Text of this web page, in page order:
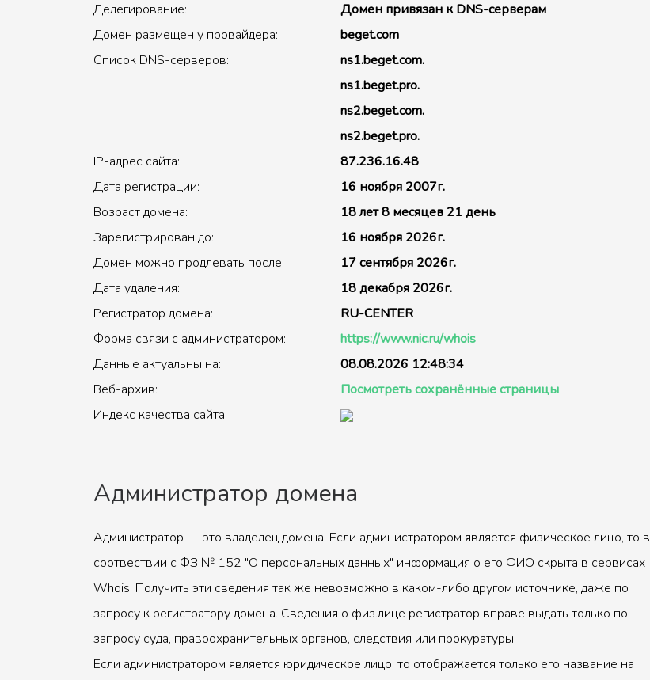
Делегирование:
Домен привязан к DNS-серверам
Домен размещен у провайдера:
beget.com
Список DNS-серверов:
ns1.beget.com.
ns1.beget.pro.
ns2.beget.com.
ns2.beget.pro.
IP-адрес сайта:
87.236.16.48
Дата регистрации:
16 ноября 2007г.
Возраст домена:
18 лет 8 месяцев 21 день
Зарегистрирован до:
16 ноября 2026г.
Домен можно продлевать после:
17 сентября 2026г.
Дата удаления:
18 декабря 2026г.
Регистратор домена:
RU-CENTER
Форма связи с администратором:
https://www.nic.ru/whois
Данные актуальны на:
08.08.2026 12:48:34
Веб-архив:
Посмотреть сохранённые страницы
Индекс качества сайта:
Администратор домена
Администратор — это владелец домена. Если администратором является физическое лицо, то в
соотвествии с ФЗ № 152 "О персональных данных" информация о его ФИО скрыта в сервисах
Whois. Получить эти сведения так же невозможно в каком-либо другом источнике, даже по
запросу к регистратору домена. Сведения о физ.лице регистратор вправе выдать только по
запросу суда, правоохранительных органов, следствия или прокуратуры.
Если администратором является юридическое лицо, то отображается только его название на